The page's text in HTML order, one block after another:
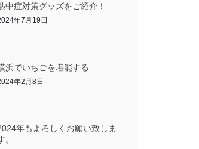
中症対策グッズをご紹介！
年7月19日
浜でいちごを堪能する
年2月8日
年もよろしくお願い致しま
。